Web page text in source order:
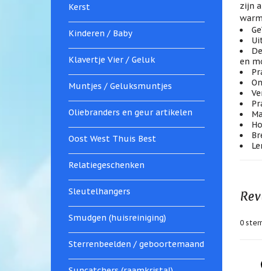
Kerst
Kinderen / Baby
Klavertje Vier / Geluk
Muntjes / Geluksmuntjes
Oliebranders en geur artikelen
Oost West Thuis Best
Relatiegeschenken
Sleutelhangers
Smudgen (huisreiniging)
Sterrenbeelden / geboortemaand
zijn
en
0